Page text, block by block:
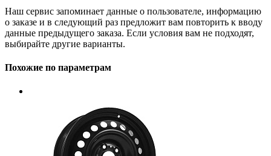
Наш сервис запоминает данные о пользователе, информацию
о заказе и в следующий раз предложит вам повторить к вводу
данные предыдущего заказа. Если условия вам не подходят,
выбирайте другие варианты.
Похожие по параметрам